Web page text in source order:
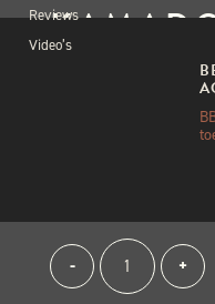
Reviews
Video’s
-
Kamado
Joe
+
Alternative: